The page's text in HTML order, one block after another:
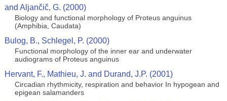
and Aljančič, G. (2000)
Biology and functional morphology of Proteus anguinus
(Amphibia, Caudata)
Bulog, B., Schlegel, P. (2000)
Functional morphology of the inner ear and underwater
audiograms of Proteus anguinus
Hervant, F., Mathieu, J. and Durand, J.P. (2001)
Circadian rhythmicity, respiration and behavior In hypogean and
epigean salamanders